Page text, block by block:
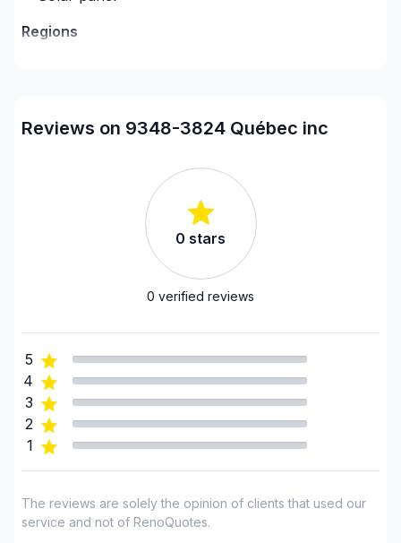
Regions
Lanaudière (Joliette)
Lanaudière (L'Assomption)
Lanaudière (L'Assomption)
Lanaudiere (Les Moulins)
Lanaudiere (Les Moulins)
Lanaudiere (Matawinie)
Lanaudiere (Matawinie)
Laurentides (Antoine-Labelle)
Laurentides (Argenteuil)
Laurentides (Deux-Montagnes)
Laurentides (La Riviere-du-Nord)
Laurentides (Les Laurentides)
Laurentides (Les Pays-d'en-Haut)
Laurentides (Mirabel)
Reviews on 9348-3824 Québec inc
0 stars
0 verified reviews
5
4
3
2
1
The reviews are solely the opinion of clients that used our
service and not of RenoQuotes.